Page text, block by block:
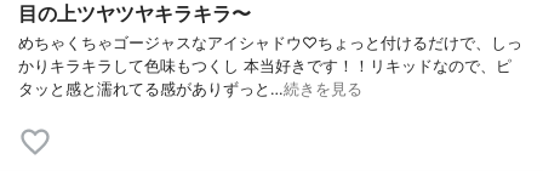
目の上ツヤツヤキラキラ〜
めちゃくちゃゴージャスなアイシャドウ♡ちょっと付けるだけで、しっ
かりキラキラして色味もつくし 本当好きです！！リキッドなので、ピ
タッと感と濡れてる感がありずっと…続きを見る